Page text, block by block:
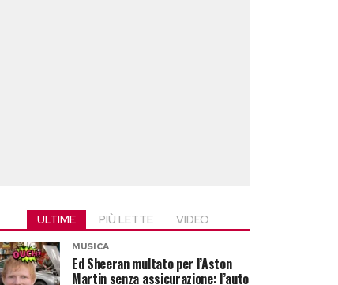
ULTIME PIÙ LETTE VIDEO
MUSICA
Ed Sheeran multato per l’Aston
Martin senza assicurazione: l’auto